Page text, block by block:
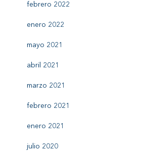
febrero 2022
enero 2022
mayo 2021
abril 2021
marzo 2021
febrero 2021
enero 2021
julio 2020